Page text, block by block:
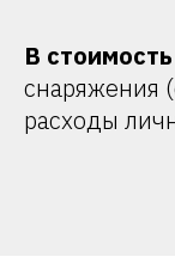
В
снаряжения
расходы